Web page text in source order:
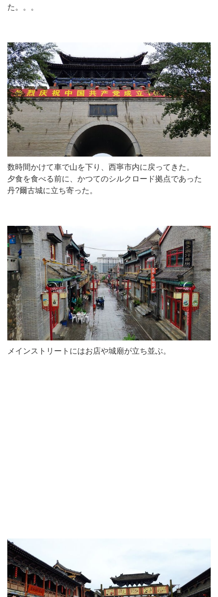
た。。。
数時間かけて車で山を下り、西寧市内に戻ってきた。
夕食を食べる前に、かつてのシルクロード拠点であった
丹?爾古城に立ち寄った。
メインストリートにはお店や城廟が立ち並ぶ。